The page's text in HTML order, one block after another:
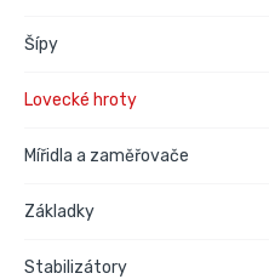
Šípy
Lovecké hroty
Mířidla a zaměřovače
Základky
Stabilizátory